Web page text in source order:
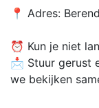
📍 Adres:
⏰ Kun je niet
📩 Stuur gerust
we bekijken